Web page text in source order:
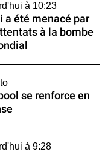
à 10:23
a été menacé par
à la bombe
se renforce en
à 9:28